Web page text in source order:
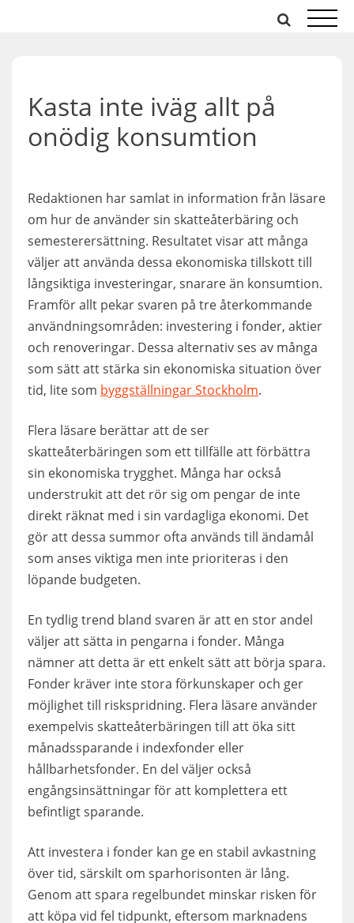
Kasta inte iväg allt på
onödig konsumtion
Redaktionen har samlat in information från läsare
om hur de använder sin skatteåterbäring och
semesterersättning. Resultatet visar att många
väljer att använda dessa ekonomiska tillskott till
långsiktiga investeringar, snarare än konsumtion.
Framför allt pekar svaren på tre återkommande
användningsområden: investering i fonder, aktier
och renoveringar. Dessa alternativ ses av många
som sätt att stärka sin ekonomiska situation över
tid, lite som byggställningar Stockholm.
Flera läsare berättar att de ser
skatteåterbäringen som ett tillfälle att förbättra
sin ekonomiska trygghet. Många har också
understrukit att det rör sig om pengar de inte
direkt räknat med i sin vardagliga ekonomi. Det
gör att dessa summor ofta används till ändamål
som anses viktiga men inte prioriteras i den
löpande budgeten.
En tydlig trend bland svaren är att en stor andel
väljer att sätta in pengarna i fonder. Många
nämner att detta är ett enkelt sätt att börja spara.
Fonder kräver inte stora förkunskaper och ger
möjlighet till riskspridning. Flera läsare använder
exempelvis skatteåterbäringen till att öka sitt
månadssparande i indexfonder eller
hållbarhetsfonder. En del väljer också
engångsinsättningar för att komplettera ett
befintligt sparande.
Att investera i fonder kan ge en stabil avkastning
över tid, särskilt om sparhorisonten är lång.
Genom att spara regelbundet minskar risken för
att köpa vid fel tidpunkt, eftersom marknadens